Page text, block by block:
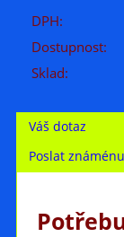
DPH:
Dostupnost:
Sklad:
Váš dotaz
Poslat známénu